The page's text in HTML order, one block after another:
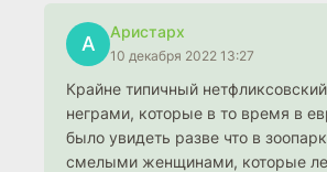
А
Аристарх
10 декабря 2022 13:27
Крайне типичный
неграми, которые в то время в
было увидеть разве что в
смелыми женщинами, которые